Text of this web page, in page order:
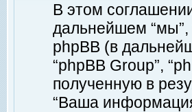
В этом
дальнейшем “мы”,
phpBB (в
“phpBB Group”,
полученную в
“Ваша